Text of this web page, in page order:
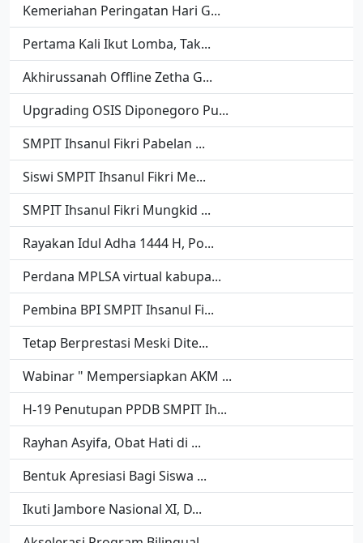
Kemeriahan Peringatan Hari G...
Pertama Kali Ikut Lomba, Tak...
Akhirussanah Offline Zetha G...
Upgrading OSIS Diponegoro Pu...
SMPIT Ihsanul Fikri Pabelan ...
Siswi SMPIT Ihsanul Fikri Me...
SMPIT Ihsanul Fikri Mungkid ...
Rayakan Idul Adha 1444 H, Po...
Perdana MPLSA virtual kabupa...
Pembina BPI SMPIT Ihsanul Fi...
Tetap Berprestasi Meski Dite...
Wabinar " Mempersiapkan AKM ...
H-19 Penutupan PPDB SMPIT Ih...
Rayhan Asyifa, Obat Hati di ...
Bentuk Apresiasi Bagi Siswa ...
Ikuti Jambore Nasional XI, D...